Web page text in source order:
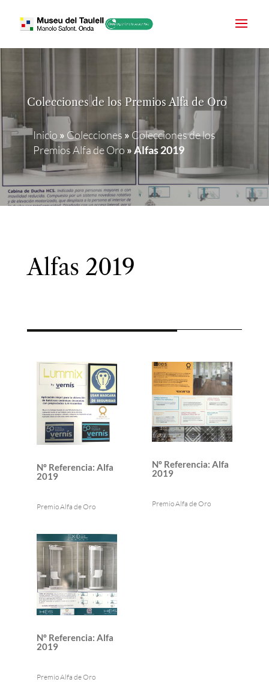
Colecciones de los Premios Alfa de Oro
Inicio » Colecciones » Colecciones de los
Premios Alfa de Oro »Alfas 2019
Alfas 2019
Nº Referencia:Alfa
2019
Premio Alfa de Oro
Nº Referencia: Alfa
2019
Premio Alfa de Oro
Nº Referencia: Alfa
2019
Premio Alfa de Oro